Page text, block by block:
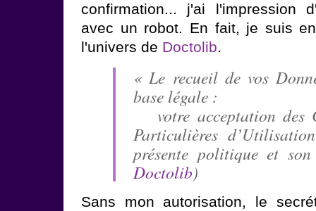
confirmation... j'ai l'impression
avec un robot. En fait, je suis
l'univers de Doctolib.
« Le recueil de vos
base légale :
votre acceptation des
Particulières
présente politique et
Doctolib)
Sans mon autorisation, le